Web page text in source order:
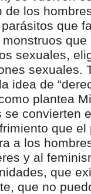
los
que
sexuales,
sexuales.
idea de
plantea
convierten
que el
a los
y al
que
que no